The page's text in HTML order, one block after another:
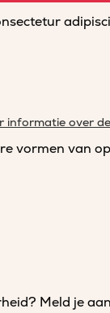
informatie over
vormen van
Meld je